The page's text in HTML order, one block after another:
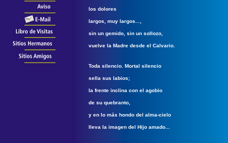
los dolores
largos, muy largos...,
sin un gemido, sin un sollozo,
vuelve la Madre desde el Calvario.
Toda silencio. Mortal silencio
sella sus labios;
la frente inclina con el agobio
de su quebranto,
y en lo más hondo del alma-cielo
lleva la imagen del Hijo amado...